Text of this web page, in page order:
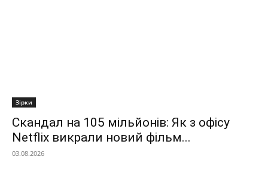
Зірки
Скандал на 105 мільйонів: Як з офісу
Netflix викрали новий фільм...
03.08.2026